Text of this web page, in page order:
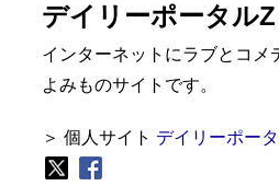
デイリーポータルZ
インターネットにラブとコメ
よみものサイトです。
＞ 個人サイト デイリーポー